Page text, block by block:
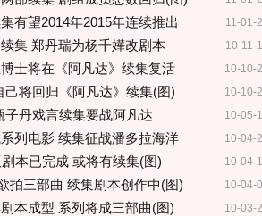
11-01-
有望2014年2015年连续推出
10-11-
集 郑丹瑞为杨千嬅改剧本
10-10-
士将在《阿凡达》续集复活
10-10-
己将回归《阿凡达》续集(图)
10-05-
子丹戏言续集要战阿凡达
10-04-
系列电影 续集征战潘多拉海洋
10-04-
剧本已完成 或将有续集(图)
10-04-
拍三部曲 续集剧本创作中(图)
10-03-
剧本成型 系列将成三部曲(图)